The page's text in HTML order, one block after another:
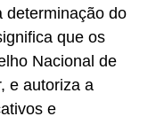
determinação do
que os
Nacional de
e autoriza a
e